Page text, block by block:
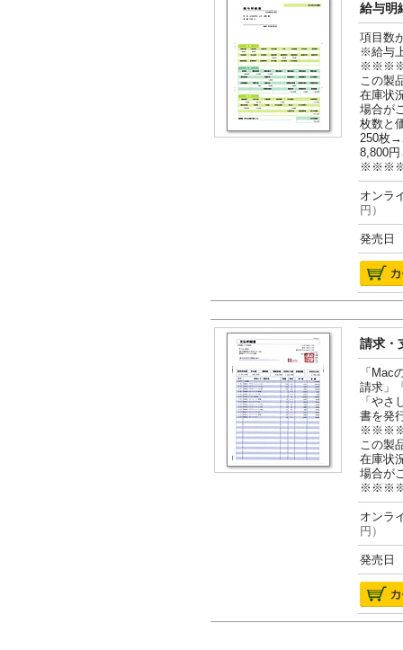
給与明
項目数
※給与
この製
在庫状
場合が
枚数と
250枚
8,800
オン
円）
発売日
請求・
「Mac
請求」
「や
書を発
この製
在庫状
場合が
オン
円）
発売日